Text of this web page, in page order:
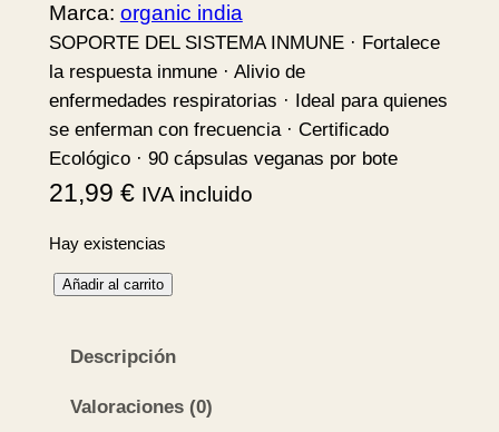
Marca: organic india
SOPORTE DEL SISTEMA INMUNE · Fortalece
la respuesta inmune · Alivio de
enfermedades respiratorias · Ideal para quienes
se enferman con frecuencia · Certificado
Ecológico · 90 cápsulas veganas por bote
21,99 € IVA incluido
Hay existencias
Añadir al carrito
Descripción
Valoraciones (0)